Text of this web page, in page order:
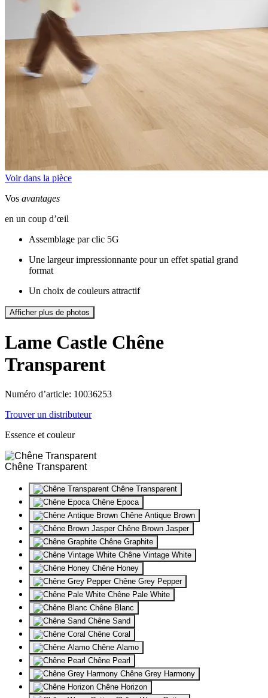
Voir dans la pièce
Vos avantages
en un coup d’œil
Assemblage par clic 5G
Une largeur impressionnante pour un effet spatial grand
format
Un choix de couleurs attractif
Afficher plus de photos
Lame Castle Chêne
Transparent
Numéro d’article: 10036253
Trouver un distributeur
Essence et couleur
Chêne Transparent
Chêne Transparent
Chêne Epoca
Chêne Antique Brown
Chêne Brown Jasper
Chêne Graphite
Chêne Vintage White
Chêne Honey
Chêne Grey Pepper
Chêne Pale White
Chêne Blanc
Chêne Sand
Chêne Coral
Chêne Alamo
Chêne Pearl
Chêne Grey Harmony
Chêne Horizon